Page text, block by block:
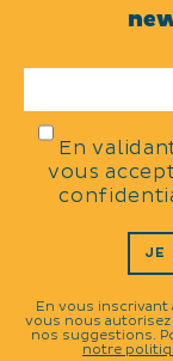
En
vous
JE
En vous
vous nous
nos suggestions.
notre